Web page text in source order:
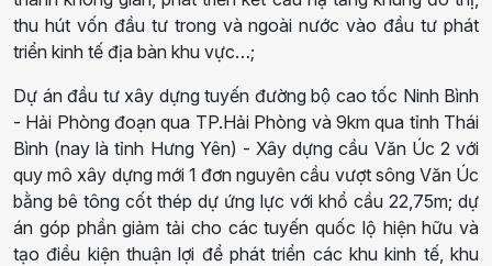
thu hút vốn đầu tư trong và ngoài nước vào đầu tư phát
triển kinh tế địa bàn khu vực…;
Dự án đầu tư xây dựng tuyến đường bộ cao tốc Ninh Bình
- Hải Phòng đoạn qua TP.Hải Phòng và 9kmqua tỉnh Thái
Bình (nay là tỉnh Hưng Yên) - Xây dựng cầu Văn Úc 2 với
quy mô xây dựng mới 1 đơn nguyên cầu vượt sông Văn Úc
bằng bê tông cốt thép dự ứng lực với khổ cầu 22,75m; dự
án góp phần giảm tải cho các tuyến quốc lộ hiện hữu và
tạo điều kiện thuận lợi để phát triển các khu kinh tế, khu